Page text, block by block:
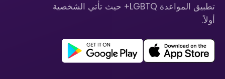
تطبيق المواعدة LGBTQ+ حيث تأتي الشخصية
أولاً.